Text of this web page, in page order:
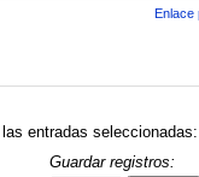
Enlace
entradas seleccionadas:
Guardar registros: